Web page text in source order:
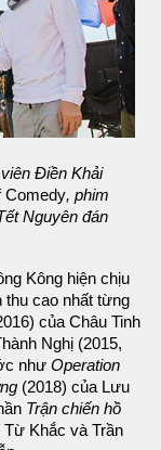
Điền Khải
Comedy, phim
Nguyên đán
Kông hiện chịu
thu cao nhất từng
của Châu Tinh
Nghị (2015,
như Operation
(2018) của Lưu
Trận chiến hồ
Từ Khắc và Trần